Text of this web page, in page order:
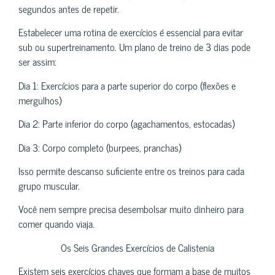
segundos antes de repetir.
Estabelecer uma rotina de exercícios é essencial para evitar
sub ou supertreinamento. Um plano de treino de 3 dias pode
ser assim:
Dia 1: Exercícios para a parte superior do corpo (flexões e
mergulhos)
Dia 2: Parte inferior do corpo (agachamentos, estocadas)
Dia 3: Corpo completo (burpees, pranchas)
Isso permite descanso suficiente entre os treinos para cada
grupo muscular.
Você nem sempre precisa desembolsar muito dinheiro para
comer quando viaja.
Os Seis Grandes Exercícios de Calistenia
Existem seis exercícios chaves que formam a base de muitos